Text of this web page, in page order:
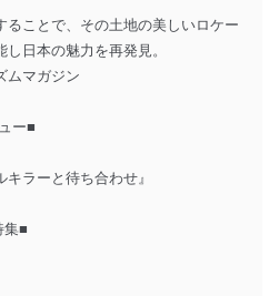
ることで、その土地の美しいロケー
日本の魅力を再発見。
ムマガジン
ー■
ラーと待ち合わせ』
集■